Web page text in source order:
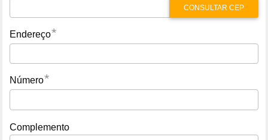
CONSULTAR CEP
Endereço*
Número*
Complemento